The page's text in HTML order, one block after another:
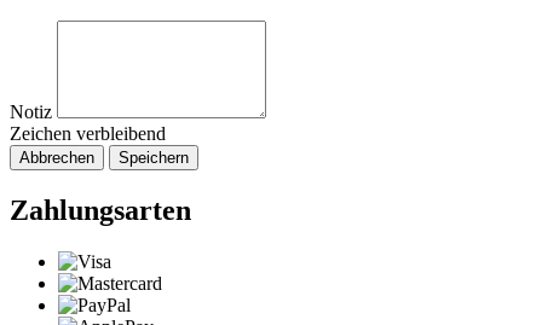
Notiz
Zeichen verbleibend
Abbrechen Speichern
Zahlungsarten